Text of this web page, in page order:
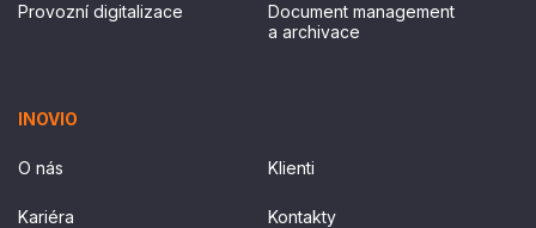
Provozní digitalizace
Document management
a archivace
INOVIO
O nás Klienti
Kariéra Kontakty